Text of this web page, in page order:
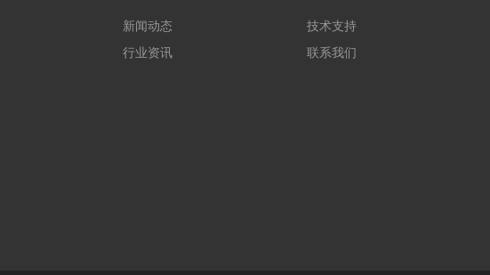
新闻动态
行业资讯
技术支持
联系我们